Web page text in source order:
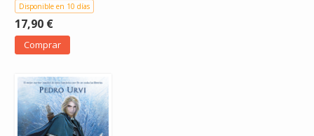
Disponible en 10 días
17,90 €
Comprar